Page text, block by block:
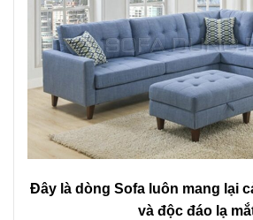
Đây là dòng Sofa luôn mang lại
và độc đáo lạ